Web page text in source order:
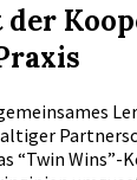
“Twin